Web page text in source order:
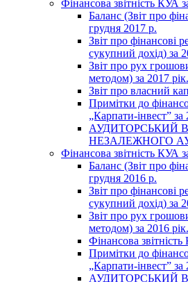
Фінансова звітність КУА
Баланс (Звіт про
грудня 2017 р.
Звіт про фінансові
сукупний дохід) за
Звіт про рух
методом) за 2017 рік.
Звіт про власний
Примітки до
„Карпати-інвест” за
АУДИТОРСЬКИЙ
НЕЗАЛЕЖНОГО
Фінансова звітність КУА
Баланс (Звіт про
грудня 2016 р.
Звіт про фінансові
сукупний дохід) за
Звіт про рух
методом) за 2016 рік.
Фінансова
Примітки до
„Карпати-інвест” за
АУДИТОРСЬКИЙ